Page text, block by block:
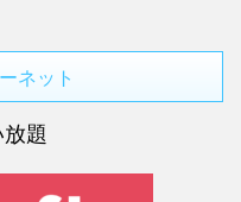
ネット
題